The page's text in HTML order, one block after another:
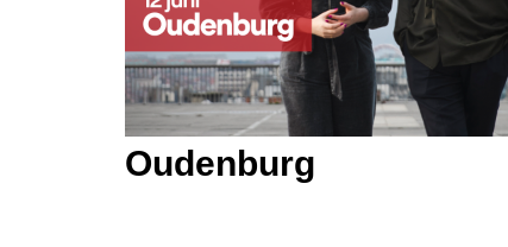
Oudenburg